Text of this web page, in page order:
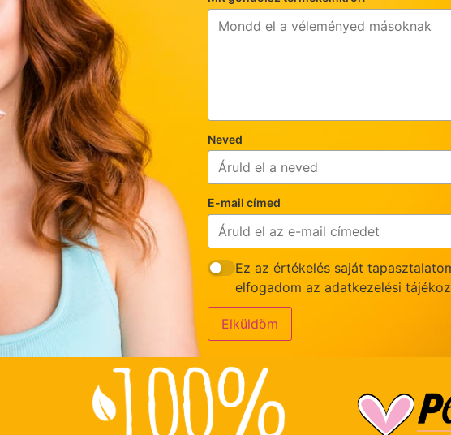
Neved
E-mail címed
Ez az értékelés saját
elfogadom az adatkezelési
Elküldöm